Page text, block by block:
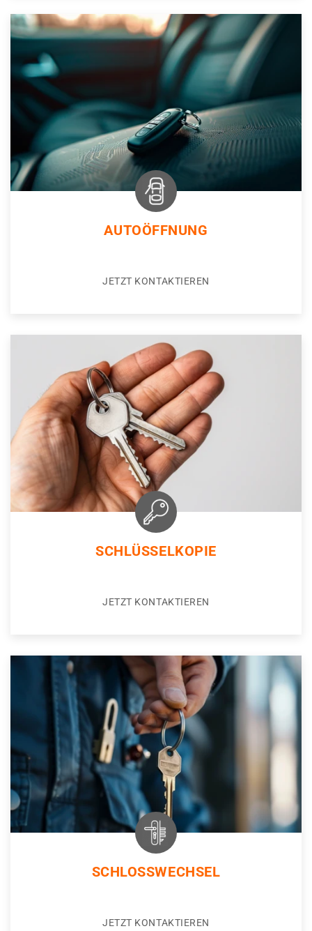
AUTOÖFFNUNG
JETZT KONTAKTIEREN
SCHLÜSSELKOPIE
JETZT KONTAKTIEREN
SCHLOSSWECHSEL
JETZT KONTAKTIEREN